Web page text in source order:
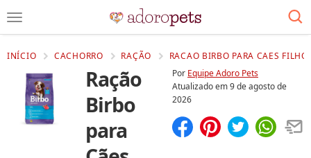
INÍCIO CACHORRO RAÇÃO RACAO BIRBO PARA CAES
Ração
Birbo
para
Por Equipe Adoro Pets
Atualizado em9 de agosto de
2026